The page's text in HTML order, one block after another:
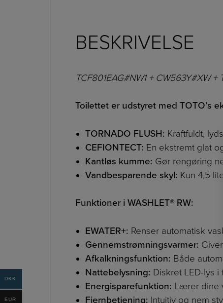
BESKRIVELSE
TCF801EAG#NW1 + CW563Y#XW +
Toilettet er udstyret med TOTO’s
TORNADO FLUSH: Kraftfuldt,
CEFIONTECT: En ekstremt glat
Kantløs kumme: Gør rengøring
Vandbesparende skyl: Kun 4,5
Funktioner i WASHLET® RW:
EWATER+: Renser automatisk
Gennemstrømningsvarmer:
Afkalkningsfunktion: Både
Nattebelysning: Diskret LED-lys
Energisparefunktion: Lærer dine
Fjernbetjening: Intuitiv og nem
DKK
EUR